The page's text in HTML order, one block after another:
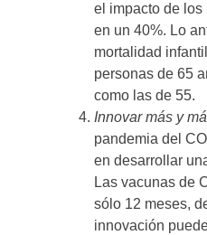
el impacto de los
en un 40%. Lo
mortalidad
personas de 65
como las de 55.
Innovar más y
pandemia del
en desarrollar
Las vacunas de
sólo 12 meses,
innovación